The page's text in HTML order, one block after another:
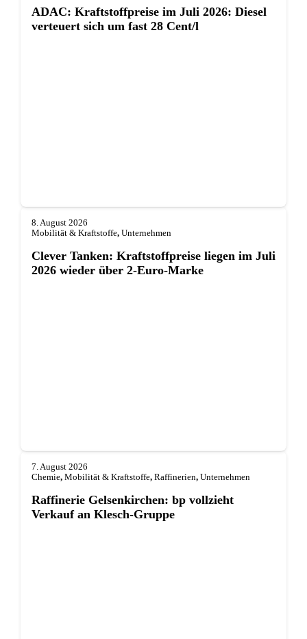
ADAC: Kraftstoffpreise im Juli 2026: Diesel
verteuert sich um fast 28 Cent/l
8. August 2026
Mobilität & Kraftstoffe, Unternehmen
Clever Tanken: Kraftstoffpreise liegen im Juli
2026 wieder über 2-Euro-Marke
7. August 2026
Chemie, Mobilität & Kraftstoffe, Raffinerien, Unternehmen
Raffinerie Gelsenkirchen: bp vollzieht
Verkauf an Klesch-Gruppe